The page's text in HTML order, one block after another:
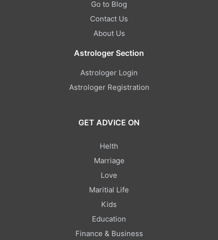
Go to Blog
Contact Us
About Us
Astrologer Section
Astrologer Login
Astrologer Registration
GET ADVICE ON
Helth
Marriage
Love
Maritial Life
Kids
Education
Finance & Business